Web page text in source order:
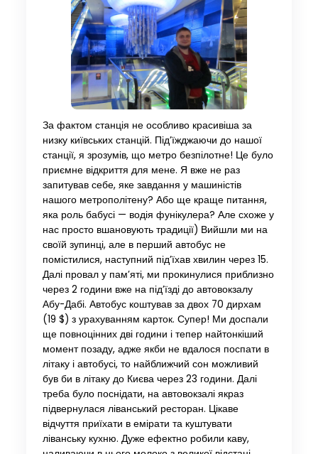
За фактом станція не особливо красивіша за
низку київських станцій. Під’їжджаючи до нашої
станції, я зрозумів, що метро безпілотне! Це було
приємне відкриття для мене. Я вже не раз
запитував себе, яке завдання у машиністів
нашого метрополітену? Або ще краще питання,
яка роль бабусі — водія фунікулера? Але схоже у
нас просто вшановують традиції) Вийшли ми на
своїй зупинці, але в перший автобус не
помістилися, наступний під’їхав хвилин через 15.
Далі провал у пам’яті, ми прокинулися приблизно
через 2 години вже на під’їзді до автовокзалу
Абу-Дабі. Автобус коштував за двох 70 дирхам
(19 $) з урахуванням карток. Супер! Ми доспали
ще повноцінних дві години і тепер найтонкіший
момент позаду, адже якби не вдалося поспати в
літаку і автобусі, то найближчий сон можливий
був би в літаку до Києва через 23 години. Далі
треба було поснідати, на автовокзалі якраз
підвернулася ліванський ресторан. Цікаве
відчуття приїхати в емірати та куштувати
ліванську кухню. Дуже ефектно робили каву,